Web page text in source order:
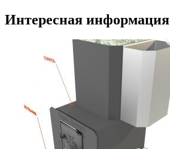
Интересная информация